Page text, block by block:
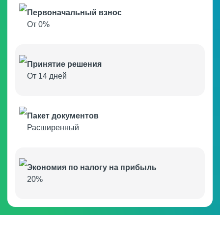
Медицинское оборудование
Первоначальный взнос
От 0%
Принятие решения
От 14 дней
Пакет документов
Расширенный
Экономия по налогу на прибыль
20%